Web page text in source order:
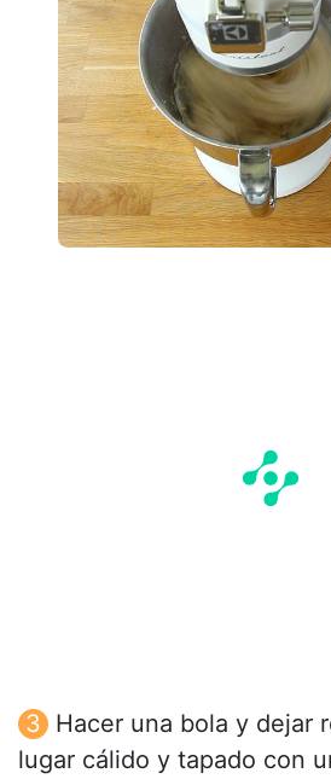
Hacer una bola y dejar
lugar cálido y tapado con